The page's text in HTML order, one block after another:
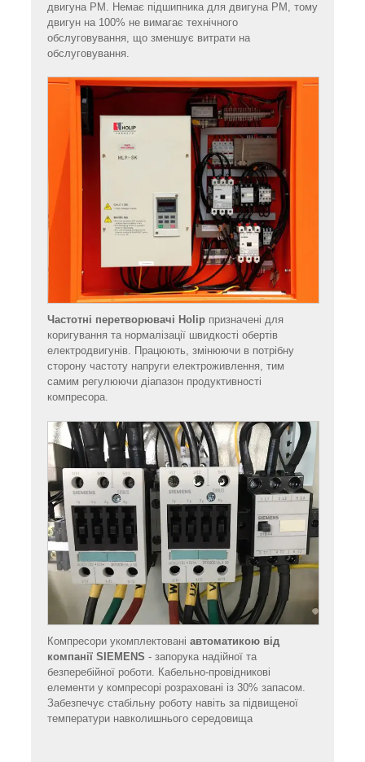
двигуна PM. Немає підшипника для двигуна PM, тому
двигун на 100% не вимагає технічного
обслуговування, що зменшує витрати на
обслуговування.
Частотні перетворювачі Holip призначені для
коригування та нормалізації швидкості обертів
електродвигунів. Працюють, змінюючи в потрібну
сторону частоту напруги електроживлення, тим
самим регулюючи діапазон продуктивності
компресора.
Компресори укомплектовані автоматикою від
компанії SIEMENS - запорука надійної та
безперебійної роботи. Кабельно-провідникові
елементи у компресорі розраховані із 30% запасом.
Забезпечує стабільну роботу навіть за підвищеної
температури навколишнього середовища